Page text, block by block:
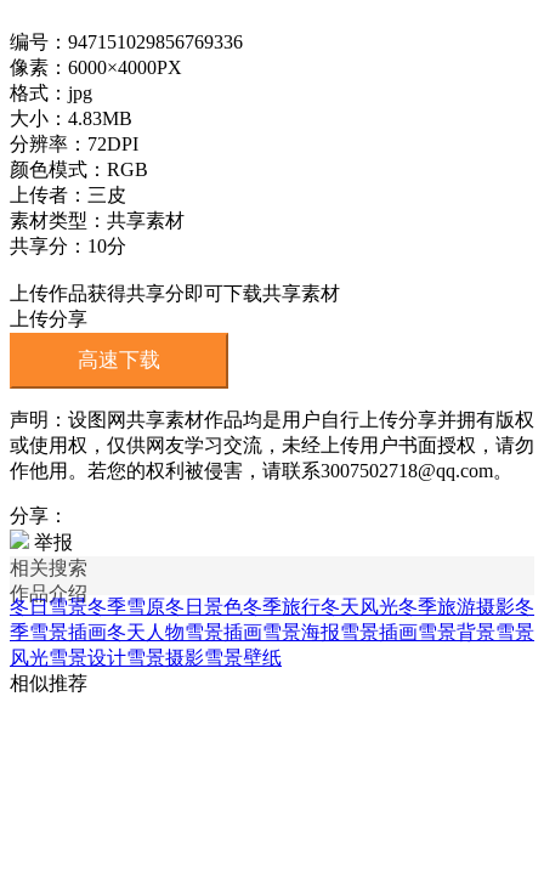
编号：947151029856769336
像素：6000×4000PX
格式：jpg
大小：4.83MB
分辨率：72DPI
颜色模式：RGB
上传者：三皮
素材类型：共享素材
共享分：10分
上传作品获得共享分即可下载共享素材
上传分享
高速下载
声明：设图网共享素材作品均是用户自行上传分享并拥有版权
或使用权，仅供网友学习交流，未经上传用户书面授权，请勿
作他用。若您的权利被侵害，请联系3007502718@qq.com。
分享：
举报
相关搜索
作品介绍
冬日雪景冬季雪原冬日景色冬季旅行冬天风光冬季旅游摄影冬
季雪景插画冬天人物雪景插画雪景海报雪景插画雪景背景雪景
风光雪景设计雪景摄影雪景壁纸
相似推荐